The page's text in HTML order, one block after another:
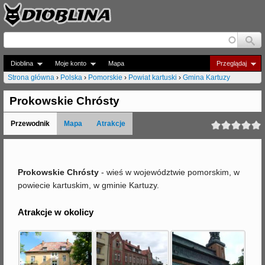
Jump to navigation
Dioblina Moje konto Przeglądaj
Mapa
J
e
s
Strona główna › Polska › Pomorskie › Powiat kartuski › Gmina Kartuzy
Prokowskie Chrósty
Przewodnik Mapa Atrakcje
Prokowskie Chrósty - wieś w województwie pomorskim, w
powiecie kartuskim, w gminie Kartuzy.
Atrakcje w okolicy